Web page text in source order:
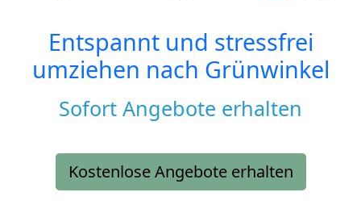
Entspannt und stressfrei
umziehen nach Grünwinkel
Sofort Angebote erhalten
Kostenlose Angebote erhalten